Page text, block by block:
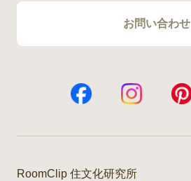
お問い合わせ
RoomClip 住文化研究所